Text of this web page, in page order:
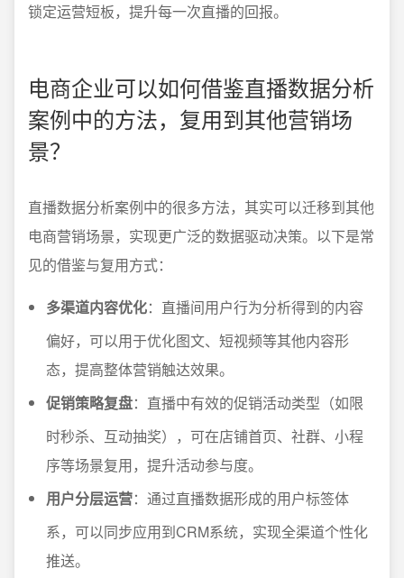
锁定运营短板，提升每一次直播的回报。
电商企业可以如何借鉴直播数据分析
案例中的方法，复用到其他营销场
景？
直播数据分析案例中的很多方法，其实可以迁移到其他
电商营销场景，实现更广泛的数据驱动决策。以下是常
见的借鉴与复用方式：
多渠道内容优化：直播间用户行为分析得到的内容
偏好，可以用于优化图文、短视频等其他内容形
态，提高整体营销触达效果。
促销策略复盘：直播中有效的促销活动类型（如限
时秒杀、互动抽奖），可在店铺首页、社群、小程
序等场景复用，提升活动参与度。
用户分层运营：通过直播数据形成的用户标签体
系，可以同步应用到CRM系统，实现全渠道个性化
推送。